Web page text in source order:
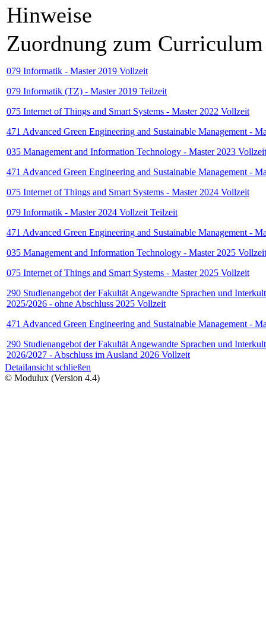
Hinweise
Zuordnung zum Curriculum
079 Informatik - Master 2019 Vollzeit
079 Informatik (TZ) - Master 2019 Teilzeit
075 Internet of Things and Smart Systems - Master 2022 Vollzeit
471 Advanced Green Engineering and Sustainable Management -
035 Management and Information Technology - Master 2023 Vollzeit
471 Advanced Green Engineering and Sustainable Management -
075 Internet of Things and Smart Systems - Master 2024 Vollzeit
079 Informatik - Master 2024 Vollzeit Teilzeit
471 Advanced Green Engineering and Sustainable Management -
035 Management and Information Technology - Master 2025 Vollzeit
075 Internet of Things and Smart Systems - Master 2025 Vollzeit
290 Studienangebot der Fakultät Angewandte Sprachen und
2025/2026 - ohne Abschluss 2025 Vollzeit
471 Advanced Green Engineering and Sustainable Management -
290 Studienangebot der Fakultät Angewandte Sprachen und
2026/2027 - Abschluss im Ausland 2026 Vollzeit
Detailansicht schließen
© Modulux (Version 4.4)